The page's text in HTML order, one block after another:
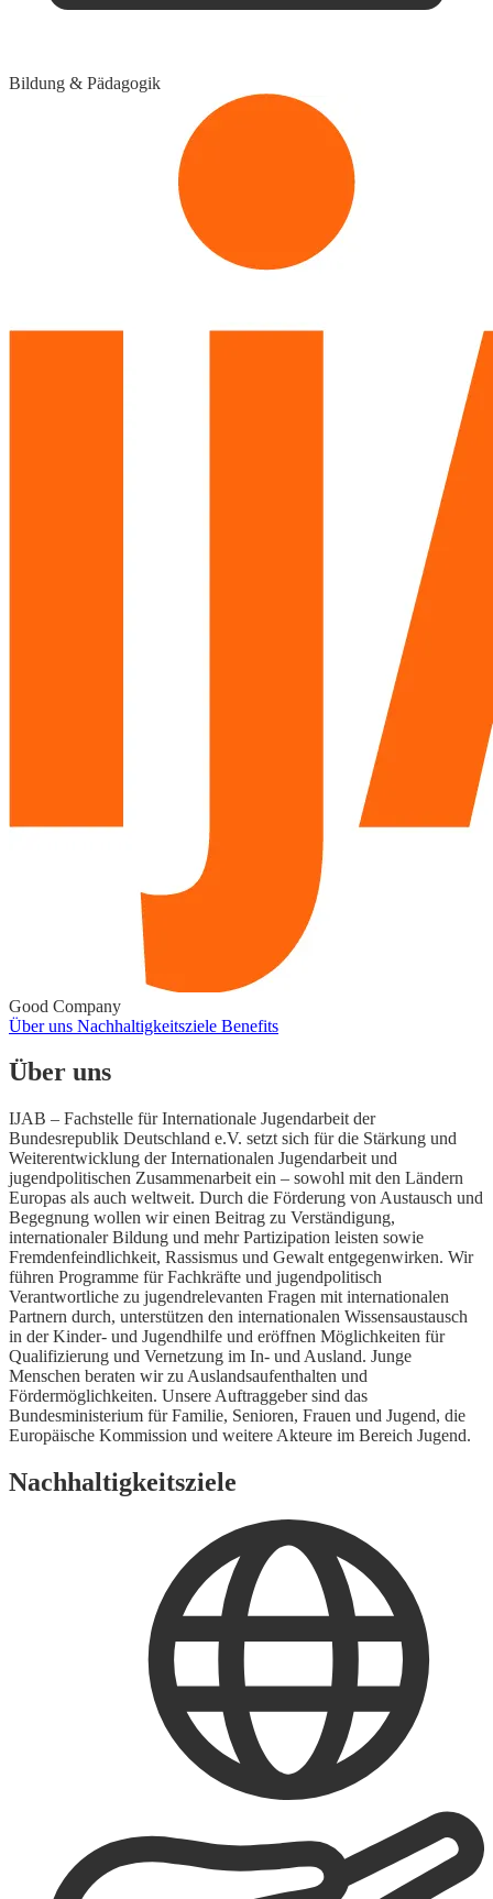
Bildung & Pädagogik
Good Company
Über uns Nachhaltigkeitsziele Benefits
Über uns
IJAB – Fachstelle für Internationale Jugendarbeit der
Bundesrepublik Deutschland e.V. setzt sich für die Stärkung und
Weiterentwicklung der Internationalen Jugendarbeit und
jugendpolitischen Zusammenarbeit ein – sowohl mit den Ländern
Europas als auch weltweit. Durch die Förderung von Austausch und
Begegnung wollen wir einen Beitrag zu Verständigung,
internationaler Bildung und mehr Partizipation leisten sowie
Fremdenfeindlichkeit, Rassismus und Gewalt entgegenwirken. Wir
führen Programme für Fachkräfte und jugendpolitisch
Verantwortliche zu jugendrelevanten Fragen mit internationalen
Partnern durch, unterstützen den internationalen Wissensaustausch
in der Kinder- und Jugendhilfe und eröffnen Möglichkeiten für
Qualifizierung und Vernetzung im In- und Ausland. Junge
Menschen beraten wir zu Auslandsaufenthalten und
Fördermöglichkeiten. Unsere Auftraggeber sind das
Bundesministerium für Familie, Senioren, Frauen und Jugend, die
Europäische Kommission und weitere Akteure im Bereich Jugend.
Nachhaltigkeitsziele